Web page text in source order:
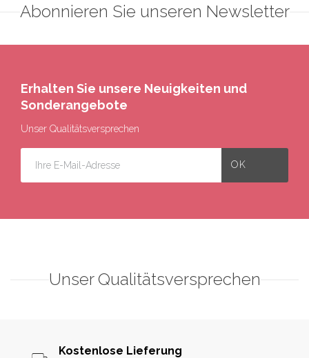
Abonnieren Sie unseren Newsletter
Erhalten Sie unsere Neuigkeiten und
Sonderangebote
Unser Qualitätsversprechen
Unser Qualitätsversprechen
Kostenlose Lieferung